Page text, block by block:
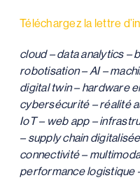
Téléchargez la lettre
cloud – data analytics –
robotisation – AI –
digital twin – hardware
cybersécurité – réalité
IoT – web app –
– supply chain
connectivité –
performance logistique